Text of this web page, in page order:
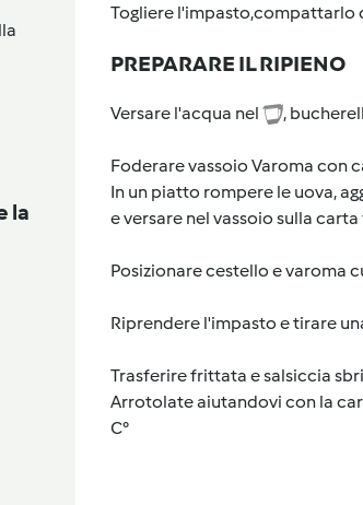
la
Togliere l'impasto,compattarlo
PREPARARE IL RIPIENO
Versare l'acqua nel ,
Foderare vassoio Varoma con
In un piatto rompere le uova,
e versare nel vassoio sulla
Posizionare cestello e varoma
Riprendere l'impasto e tirare
Trasferire frittata e salsiccia
Arrotolate aiutandovi con la
C°